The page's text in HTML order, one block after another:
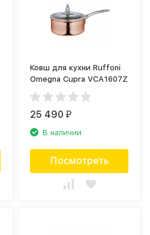
Ковш для кухни Ruffoni
Omegna Cupra VCA1607Z
25 490₽
В наличии
Посмотреть